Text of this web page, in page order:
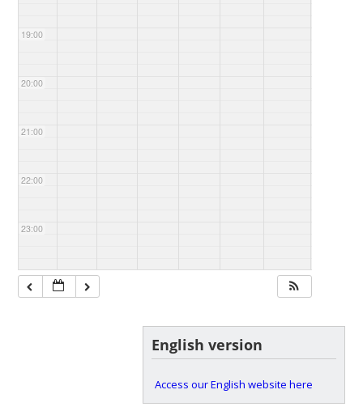
19:00
20:00
21:00
22:00
23:00
English version
Access our English website here